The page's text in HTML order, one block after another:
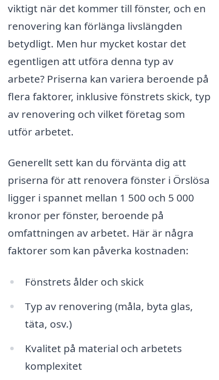
viktigt när det kommer till fönster, och en
renovering kan förlänga livslängden
betydligt. Men hur mycket kostar det
egentligen att utföra denna typ av
arbete? Priserna kan variera beroende på
flera faktorer, inklusive fönstrets skick, typ
av renovering och vilket företag som
utför arbetet.
Generellt sett kan du förvänta dig att
priserna för att renovera fönster i Örslösa
ligger i spannet mellan 1 500 och 5 000
kronor per fönster, beroende på
omfattningen av arbetet. Här är några
faktorer som kan påverka kostnaden:
Fönstrets ålder och skick
Typ av renovering (måla, byta glas,
täta, osv.)
Kvalitet på material och arbetets
komplexitet